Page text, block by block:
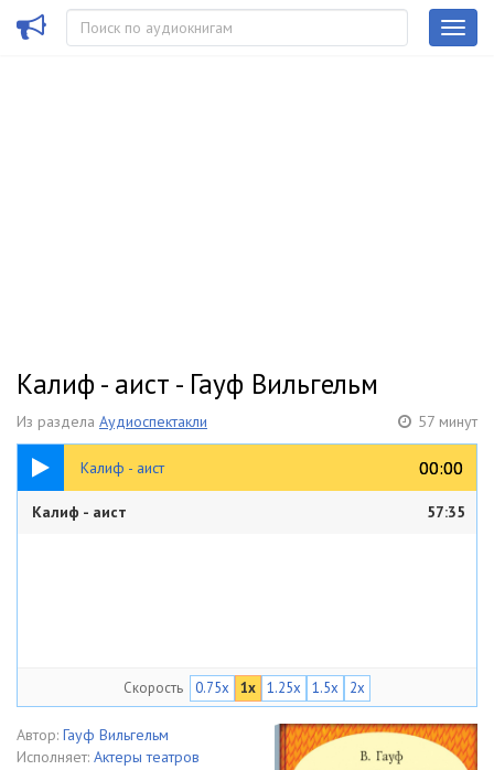
Калиф - аист - Гауф Вильгельм
Из раздела Аудиоспектакли 57 минут
Калиф - аист 00:00
00:00
57:35
Калиф - аист 57:35
Скорость 0.75x 1x 1.25x 1.5x 2x
Автор: Гауф Вильгельм
Исполняет: Актеры театров